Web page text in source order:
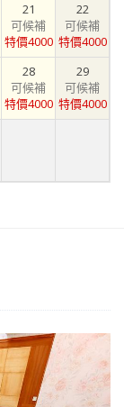
21
可候補
特價4000
22
可候補
特價4000
28
可候補
特價4000
29
可候補
特價4000